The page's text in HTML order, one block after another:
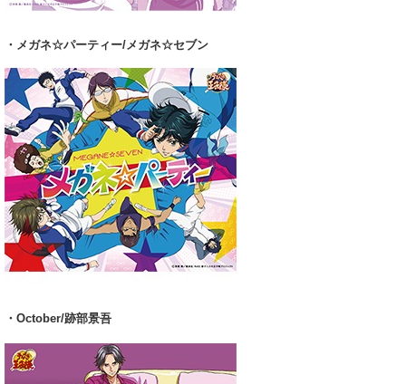
・メガネ☆パーティー/メガネ☆セブン
・October/跡部景吾